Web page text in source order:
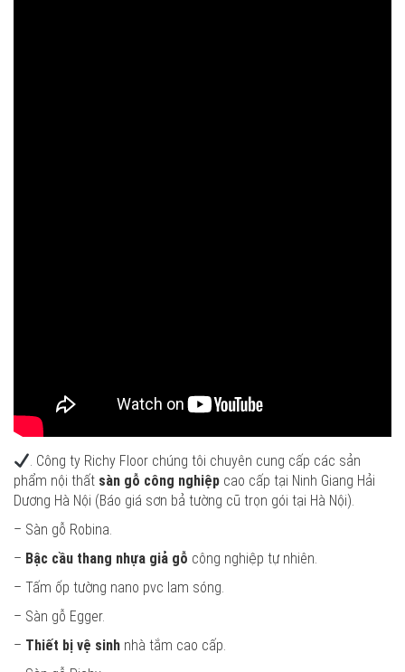
. Công ty Richy Floor chúng tôi chuyên cung cấp các sản
phẩm nội thất sàn gỗ công nghiệp cao cấp tại Ninh Giang Hải
Dương Hà Nội (Báo giá sơn bả tường cũ trọn gói tại Hà Nội).
– Sàn gỗ Robina.
– Bậc cầu thang nhựa giả gỗ công nghiệp tự nhiên.
– Tấm ốp tường nano pvc lam sóng.
– Sàn gỗ Egger.
– Thiết bị vệ sinh nhà tắm cao cấp.